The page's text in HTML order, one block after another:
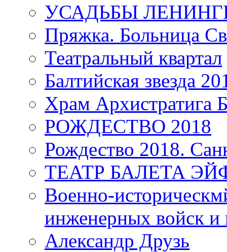
УСАДЬБЫ
Пряжка. Больница
Театральный квартал
Балтийская звезда
Храм
РОЖДЕСТВО 2018
Рождество 2018.
ТЕАТР БАЛЕТА
Военно-
инженерных войск и
Александр Друзь